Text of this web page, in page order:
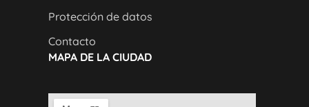
Protección de datos
Contacto
MAPA DE LA CIUDAD